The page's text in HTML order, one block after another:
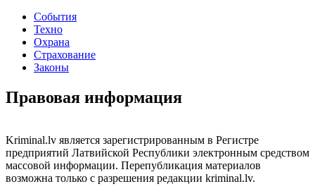
События
Техно
Охрана
Страхование
Законы
Правовая информация
Kriminal.lv является зарегистрированным в Регистре
предприятий Латвийской Республики электронным средством
массовой информации. Перепубликация материалов
возможна только с разрешения редакции kriminal.lv.